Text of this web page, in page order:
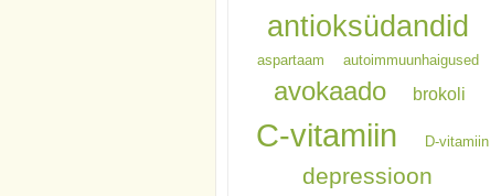
antioksüdandid
aspartaam autoimmuunhaigused
avokaado brokoli
C-vitamiin D-vitamiin
depressioon